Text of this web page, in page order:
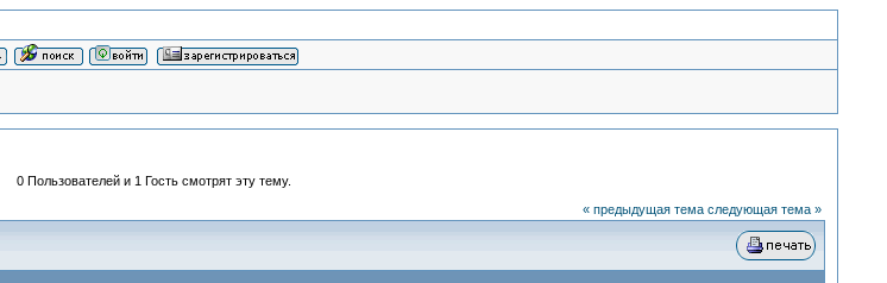
0 Пользователей и 1 Гость смотрят эту тему.
« предыдущая тема следующая тема »